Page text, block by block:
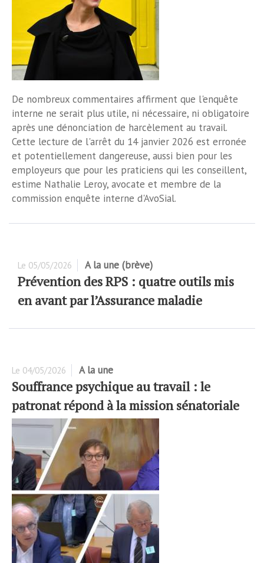
De nombreux commentaires affirment que l'enquête
interne ne serait plus utile, ni nécessaire, ni obligatoire
après une dénonciation de harcèlement au travail.
Cette lecture de l'arrêt du 14 janvier 2026 est erronée
et potentiellement dangereuse, aussi bien pour les
employeurs que pour les praticiens qui les conseillent,
estime Nathalie Leroy, avocate et membre de la
commission enquête interne d'AvoSial.
Le 05/05/2026 A la une (brève)
Prévention des RPS : quatre outils mis
en avant par l’Assurance maladie
Le 04/05/2026 A la une
Souffrance psychique au travail : le
patronat répond à la mission sénatoriale